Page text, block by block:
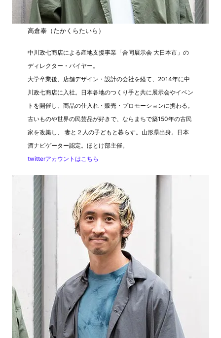
高倉泰（たかくらたいら）
中川政七商店による産地支援事業「合同展示会 大日本市」の
ディレクター・バイヤー。
大学卒業後、店舗デザイン・設計の会社を経て、2014年に中
川政七商店に入社。日本各地のつくり手と共に展示会やイベン
トを開催し、商品の仕入れ・販売・プロモーションに携わる。
古いものや世界の民芸品が好きで、ならまちで築150年の古民
家を改築し、 妻と２人の子どもと暮らす。山形県出身。日本
酒ナビゲーター認定。ほとけ部主催。
twitterアカウントはこちら